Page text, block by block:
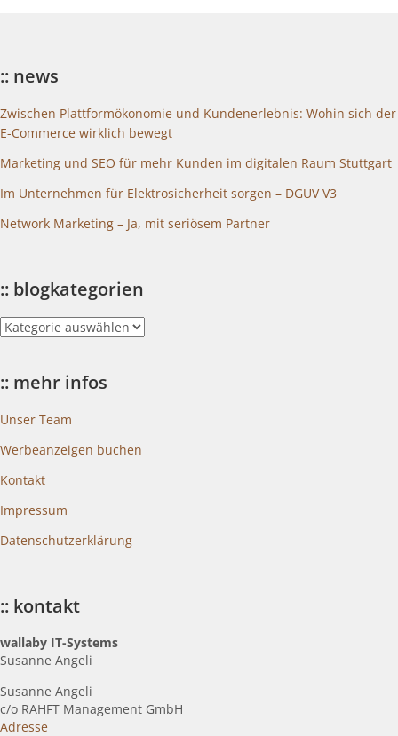
:: news
Zwischen Plattformökonomie und Kundenerlebnis: Wohin sich der
E-Commerce wirklich bewegt
Marketing und SEO für mehr Kunden im digitalen Raum Stuttgart
Im Unternehmen für Elektrosicherheit sorgen – DGUV V3
Network Marketing – Ja, mit seriösem Partner
:: blogkategorien
::
blogkategorien
:: mehr infos
Unser Team
Werbeanzeigen buchen
Kontakt
Impressum
Datenschutzerklärung
:: kontakt
wallaby IT-Systems
Susanne Angeli
Susanne Angeli
c/o RAHFT Management GmbH
Adresse